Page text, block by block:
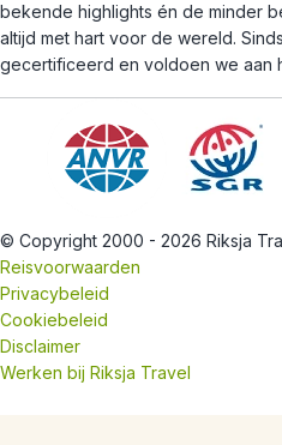
bekende highlights én de minder
altijd met hart voor de wereld.
gecertificeerd en voldoen we aan
© Copyright 2000 - 2026 Riksja
Reisvoorwaarden
Privacybeleid
Cookiebeleid
Disclaimer
Werken bij Riksja Travel